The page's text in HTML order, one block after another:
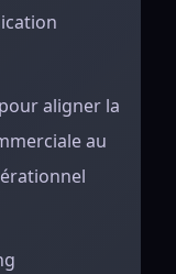
aligner la
au